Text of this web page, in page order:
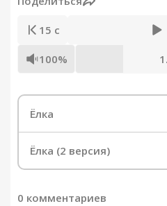
15 с
100%
Ёлка
Ёлка (2 версия)
0 комментариев